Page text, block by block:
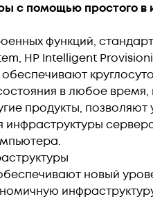
с помощью простого в
функций,
HP Intelligent
в любое
продукты,
новый